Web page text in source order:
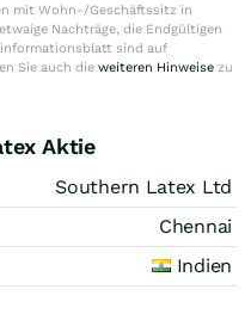
mit Wohn-/Geschäftssitz in
Nachträge, die Endgültigen
sind auf
Sie auch die weiteren Hinweise zu
Aktie
Southern Latex Ltd
Chennai
Indien